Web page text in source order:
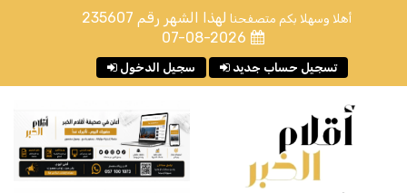
أهلا وسهلا بكم متصفحنا لهذا الشهر رقم 235607
07-08-2026
سجيل الدخول تسجيل حساب جديد